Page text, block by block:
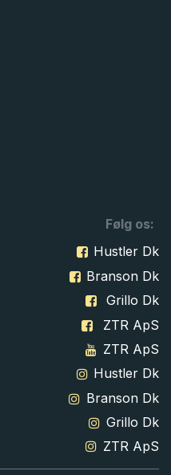
Følg os:
Hustler Dk
Branson Dk
Grillo Dk
ZTR ApS
ZTR ApS
Hustler Dk
Branson Dk
Grillo Dk
ZTR ApS